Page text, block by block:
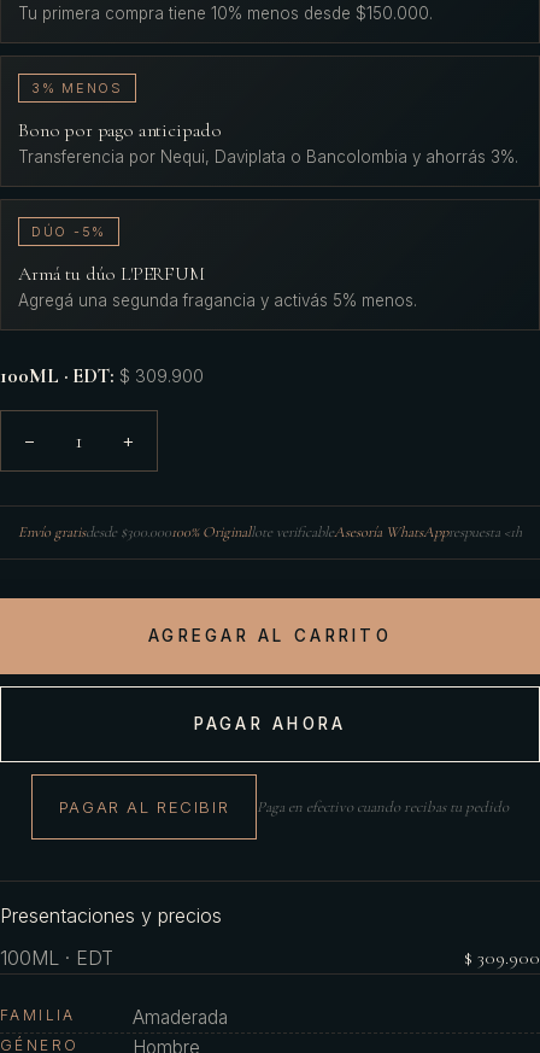
Tu primera compra tiene 10% menos desde $150.000.
3% MENOS
Bono por pago anticipado
Transferencia por Nequi, Daviplata o Bancolombia y ahorrás 3%.
DÚO -5%
Armá tu dúo L'PERFUM
Agregá una segunda fragancia y activás 5% menos.
100ML · EDT: $ 309.900
− 1 +
Envío gratisdesde $300.000100% Originallote verificableAsesoría WhatsApprespuesta <1h
AGREGAR AL CARRITO
PAGAR AHORA
PAGAR AL RECIBIR Paga en efectivo cuando recibas tu pedido
Presentaciones y precios
100ML · EDT
$ 309.900
FAMILIA Amaderada
GÉNERO Hombre